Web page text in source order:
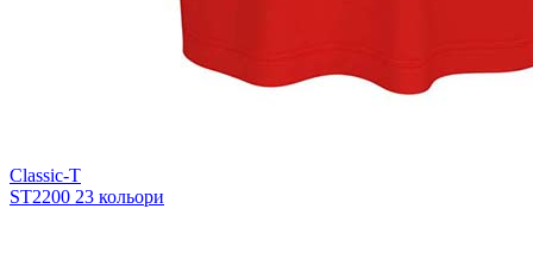
Classic-T
ST2200 23 кольори